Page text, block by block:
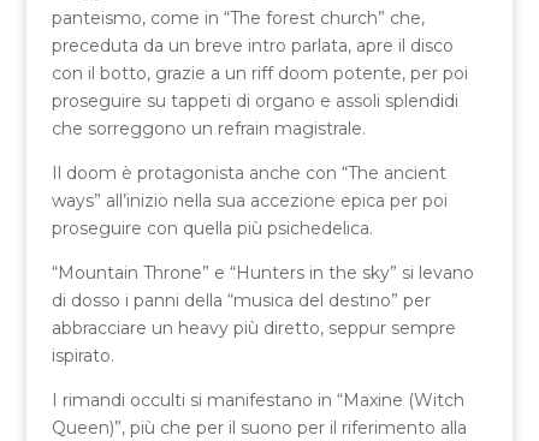
panteismo, come in “The forest church” che,
preceduta da un breve intro parlata, apre il disco
con il botto, grazie a un riff doom potente, per poi
proseguire su tappeti di organo e assoli splendidi
che sorreggono un refrain magistrale.
Il doom è protagonista anche con “The ancient
ways” all’inizio nella sua accezione epica per poi
proseguire con quella più psichedelica.
“Mountain Throne” e “Hunters in the sky” si levano
di dosso i panni della “musica del destino” per
abbracciare un heavy più diretto, seppur sempre
ispirato.
I rimandi occulti si manifestano in “Maxine (Witch
Queen)”, più che per il suono per il riferimento alla